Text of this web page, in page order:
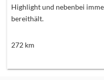
Highlight und nebenbei
bereithält.
272km